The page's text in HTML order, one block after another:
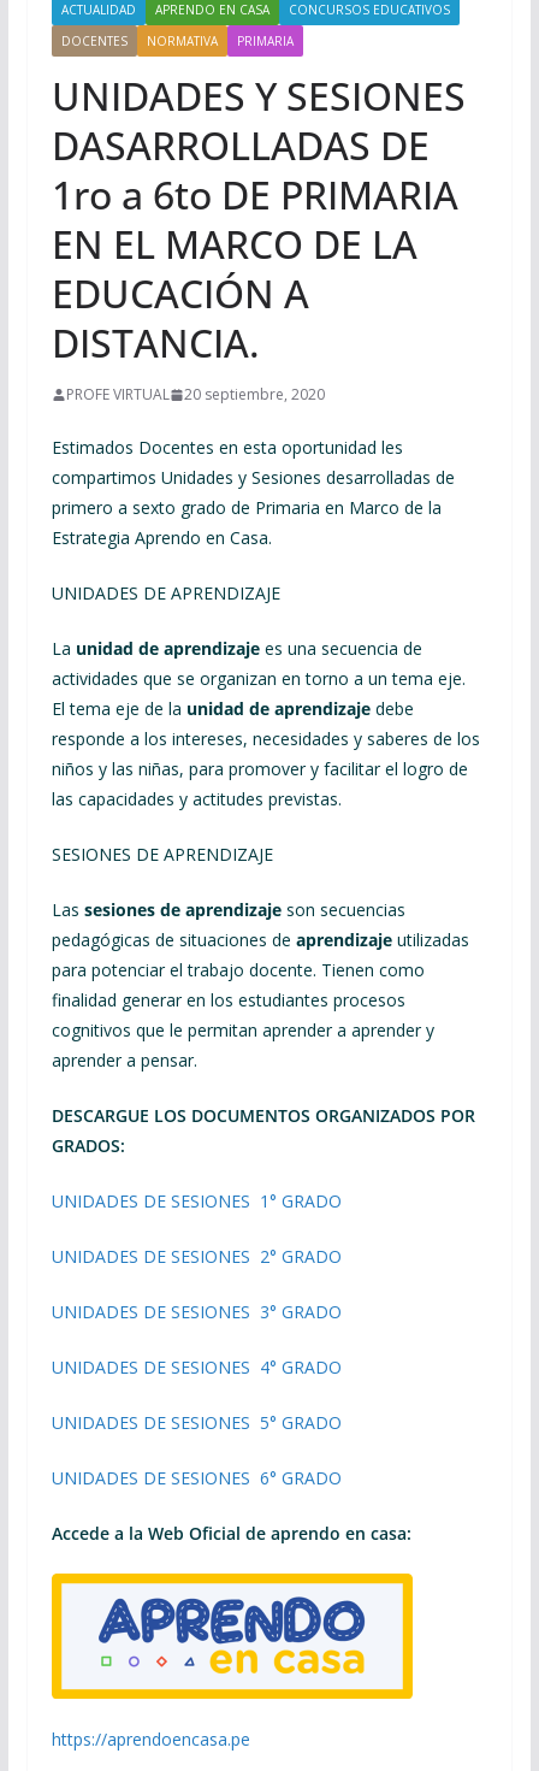
ACTUALIDAD APRENDO EN CASA
CONCURSOS EDUCATIVOS
DOCENTES
NORMATIVA PRIMARIA
UNIDADES Y SESIONES
DASARROLLADAS DE
1ro a 6to DE PRIMARIA
EN EL MARCO DE LA
EDUCACIÓN A
DISTANCIA.
PROFE VIRTUAL 20 septiembre, 2020
Estimados Docentes en esta oportunidad les
compartimos Unidades y Sesiones desarrolladas de
primero a sexto grado de Primaria en Marco de la
Estrategia Aprendo en Casa.
UNIDADES DE APRENDIZAJE
La unidad de aprendizajees una secuencia de
actividades que se organizan en torno a un tema eje.
El tema eje de la unidad de aprendizajedebe
responde a los intereses, necesidades y saberes de los
niños y las niñas, para promover y facilitar el logro de
las capacidades y actitudes previstas.
SESIONES DE APRENDIZAJE
Las sesiones de aprendizajeson secuencias
pedagógicas de situaciones de aprendizajeutilizadas
para potenciar el trabajo docente. Tienen como
finalidad generar en los estudiantes procesos
cognitivos que le permitan aprender a aprender y
aprender a pensar.
DESCARGUE LOS DOCUMENTOS ORGANIZADOS POR
GRADOS:
UNIDADES DE SESIONES 1° GRADO
UNIDADES DE SESIONES 2° GRADO
UNIDADES DE SESIONES 3° GRADO
UNIDADES DE SESIONES 4° GRADO
UNIDADES DE SESIONES 5° GRADO
UNIDADES DE SESIONES 6° GRADO
Accede a la Web Oficial de aprendo en casa:
https://aprendoencasa.pe